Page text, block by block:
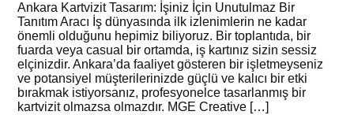
Ankara Kartvizit Tasarım: İşiniz İçin Unutulmaz Bir
Tanıtım Aracı İş dünyasında ilk izlenimlerin ne kadar
önemli olduğunu hepimiz biliyoruz. Bir toplantıda, bir
fuarda veya casual bir ortamda, iş kartınız sizin sessiz
elçinizdir. Ankara’da faaliyet gösteren bir işletmeyseniz
ve potansiyel müşterilerinizde güçlü ve kalıcı bir etki
bırakmak istiyorsanız, profesyonelce tasarlanmış bir
kartvizit olmazsa olmazdır. MGE Creative […]